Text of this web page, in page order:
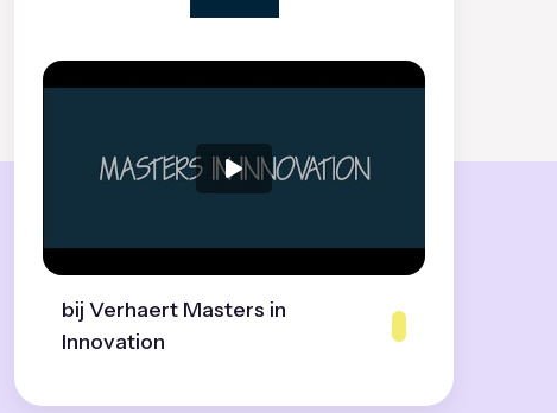
bij Verhaert Masters in
Innovation